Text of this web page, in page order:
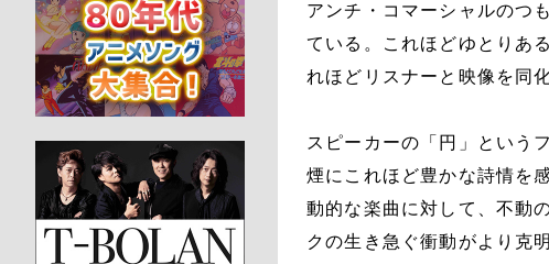
アンチ・コマーシャルのつ
ている。これほどゆとりあ
れほどリスナーと映像を同
スピーカーの「円」という
煙にこれほど豊かな詩情を
動的な楽曲に対して、不動
クの生き急ぐ衝動がより克